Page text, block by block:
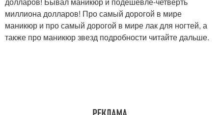
миллиона долларов! Про самый дорогой в мире
маникюр и про самый дорогой в мире лак для ногтей, а
также про маникюр звезд подробности читайте дальше.